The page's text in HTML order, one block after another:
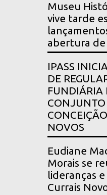
Museu
vive tarde
abertura de
IPASS
DE
FUNDIÁRIA
NOVOS
Eudiane
Morais se
lideranças
Currais